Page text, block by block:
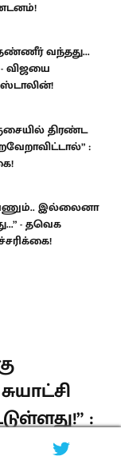
வந்தது...
விஜயை
ஸ்டாலின்!
திரண்ட
:
இல்லைனா
- தவெக
: